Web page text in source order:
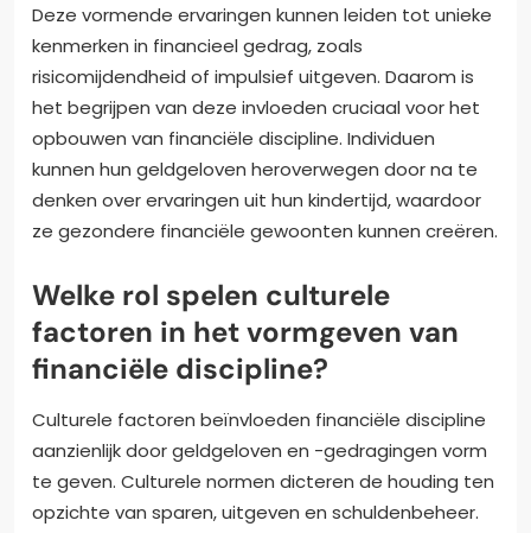
Deze vormende ervaringen kunnen leiden tot unieke
kenmerken in financieel gedrag, zoals
risicomijdendheid of impulsief uitgeven. Daarom is
het begrijpen van deze invloeden cruciaal voor het
opbouwen van financiële discipline. Individuen
kunnen hun geldgeloven heroverwegen door na te
denken over ervaringen uit hun kindertijd, waardoor
ze gezondere financiële gewoonten kunnen creëren.
Welke rol spelen culturele
factoren in het vormgeven van
financiële discipline?
Culturele factoren beïnvloeden financiële discipline
aanzienlijk door geldgeloven en -gedragingen vorm
te geven. Culturele normen dicteren de houding ten
opzichte van sparen, uitgeven en schuldenbeheer.